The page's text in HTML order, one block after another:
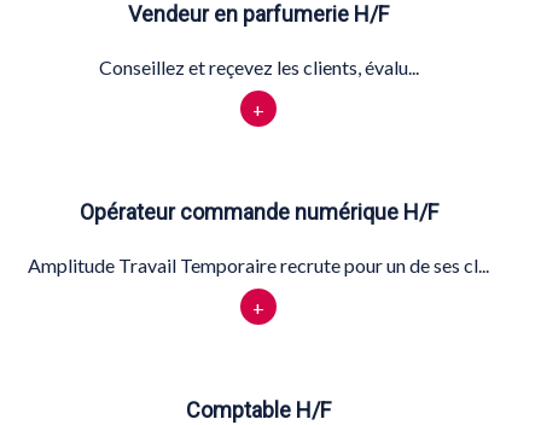
Vendeur en parfumerie H/F
Conseillez et reçevez les clients, évalu...
+
Opérateur commande numérique H/F
Amplitude Travail Temporaire recrute pour un de ses cl...
+
Comptable H/F